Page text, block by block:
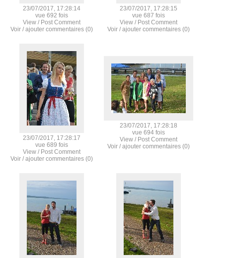
23/07/2017, 17:28:14
vue 692 fois
View / Post Comment
Voir / ajouter commentaires (0)
23/07/2017, 17:28:15
vue 687 fois
View / Post Comment
Voir / ajouter commentaires (0)
23/07/2017, 17:28:17
vue 689 fois
View / Post Comment
Voir / ajouter commentaires (0)
23/07/2017, 17:28:18
vue 694 fois
View / Post Comment
Voir / ajouter commentaires (0)